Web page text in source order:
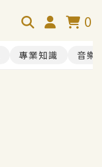
0
專業知識 音樂